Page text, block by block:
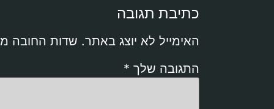
כתיבת תגובה
האימייל לא יוצג באתר. שדות החובה
התגובה שלך *